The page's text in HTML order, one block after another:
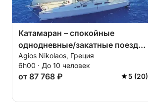
Катамаран – спокойные
однодневные/закатные поездки
в укромную голубую лагуну.
Agios Nikolaos, Греция
6h00 · До 10 человек
от 87 768 ₽ 5 (20)